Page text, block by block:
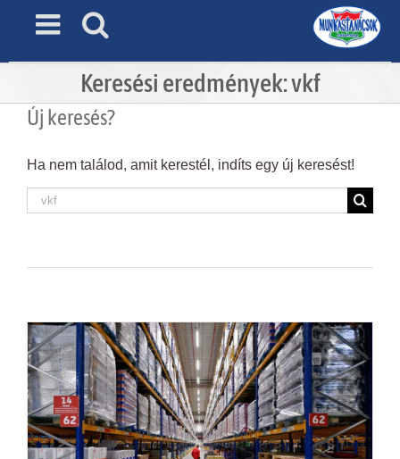
Keresési eredmények: vkf
Új keresés?
Ha nem találod, amit kerestél, indíts egy új keresést!